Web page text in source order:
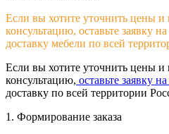
Если вы хотите уточнить цены
консультацию, оставьте заявку
доставку мебели по всей
Если вы хотите уточнить цены
консультацию, оставьте заявку
доставку по всей территории
1. Формирование заказа